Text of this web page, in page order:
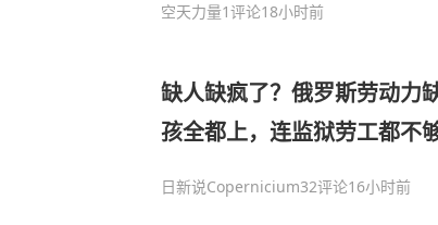
空天力量1评论18小时前
缺人缺疯了？俄罗斯劳动力
孩全都上，连监狱劳工都不
日新说Copernicium32评论16小时前